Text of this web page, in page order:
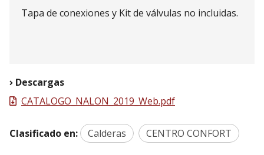
Tapa de conexiones y Kit de válvulas no incluidas.
Descargas
CATALOGO_NALON_2019_Web.pdf
Clasificado en: Calderas CENTRO CONFORT